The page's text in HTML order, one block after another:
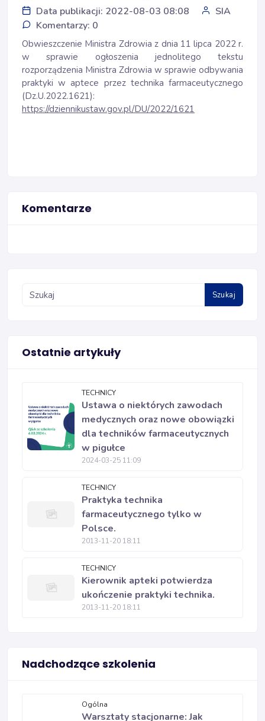
Data publikacji: 2022-08-03 08:08
SIA
Komentarzy: 0
Obwieszczenie Ministra Zdrowia z dnia 11 lipca 2022 r.
w sprawie ogłoszenia jednolitego tekstu
rozporządzenia Ministra Zdrowia w sprawie odbywania
praktyki w aptece przez technika farmaceutycznego
(Dz.U.2022.1621):
https://dziennikustaw.gov.pl/DU/2022/1621
Komentarze
Szukaj
Ostatnie artykuły
TECHNICY
Ustawa o niektórych zawodach
medycznych oraz nowe obowiązki
dla techników farmaceutycznych
w pigułce
2024-03-25 11:09
TECHNICY
Praktyka technika
farmaceutycznego tylko w
Polsce.
2013-11-20 18:11
TECHNICY
Kierownik apteki potwierdza
ukończenie praktyki technika.
2013-11-20 18:11
Nadchodzące szkolenia
Ogólna
Warsztaty stacjonarne: Jak